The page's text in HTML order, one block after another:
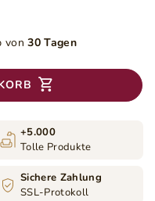
von 30 Tagen
+5.000
Tolle Produkte
Sichere Zahlung
SSL-Protokoll